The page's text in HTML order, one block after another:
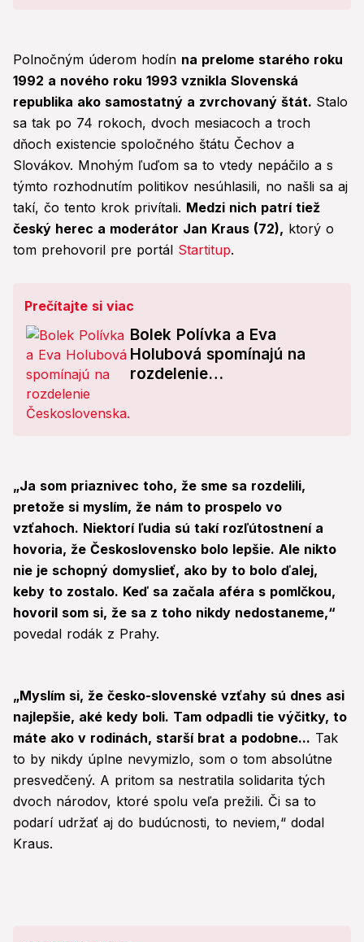
Polnočným úderom hodín na prelome starého roku
1992 a nového roku 1993 vznikla Slovenská
republika ako samostatný a zvrchovaný štát. Stalo
sa tak po 74 rokoch, dvoch mesiacoch a troch
dňoch existencie spoločného štátu Čechov a
Slovákov. Mnohým ľuďom sa to vtedy nepáčilo a s
týmto rozhodnutím politikov nesúhlasili, no našli sa aj
takí, čo tento krok privítali. Medzi nich patrí tiež
český herec a moderátor Jan Kraus (72), ktorý o
tom prehovoril pre portál Startitup.
Prečítajte si viac
Bolek Polívka a Eva
Holubová spomínajú na
rozdelenie
„Ja som priaznivec toho, že sme sa rozdelili,
pretože si myslím, že nám to prospelo vo
vzťahoch. Niektorí ľudia sú takí rozľútostnení a
hovoria, že Československo bolo lepšie. Ale nikto
nie je schopný domyslieť, ako by to bolo ďalej,
keby to zostalo. Keď sa začala aféra s pomlčkou,
hovoril som si, že sa z toho nikdy nedostaneme,“
povedal rodák z Prahy.
„Myslím si, že česko-slovenské vzťahy sú dnes asi
najlepšie, aké kedy boli. Tam odpadli tie výčitky, to
máte ako v rodinách, starší brat a podobne... Tak
to by nikdy úplne nevymizlo, som o tom absolútne
presvedčený. A pritom sa nestratila solidarita tých
dvoch národov, ktoré spolu veľa prežili. Či sa to
podarí udržať aj do budúcnosti, to neviem,“ dodal
Kraus.